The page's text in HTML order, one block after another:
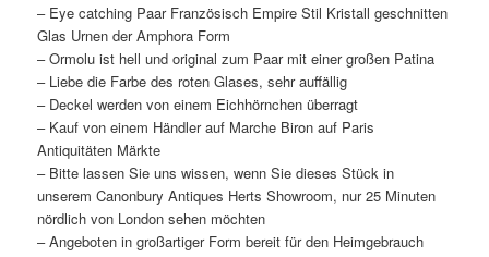
– Eye catching Paar Französisch Empire Stil Kristall geschnitten
Glas Urnen der Amphora Form
– Ormolu ist hell und original zum Paar mit einer großen Patina
– Liebe die Farbe des roten Glases, sehr auffällig
– Deckel werden von einem Eichhörnchen überragt
– Kauf von einem Händler auf Marche Biron auf Paris
Antiquitäten Märkte
– Bitte lassen Sie uns wissen, wenn Sie dieses Stück in
unserem Canonbury Antiques Herts Showroom, nur 25 Minuten
nördlich von London sehen möchten
– Angeboten in großartiger Form bereit für den Heimgebrauch